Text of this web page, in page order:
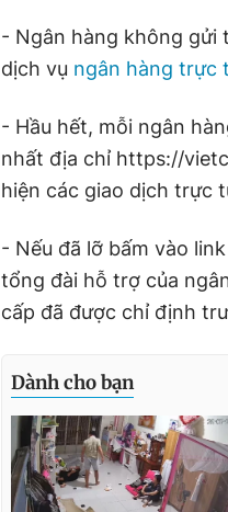
- Ngân hàng không gửi
dịch vụ ngân hàng trực
- Hầu hết, mỗi ngân
nhất địa chỉ https://
hiện các giao dịch trực
- Nếu đã lỡ bấm vào
tổng đài hỗ trợ của
cấp đã được chỉ định